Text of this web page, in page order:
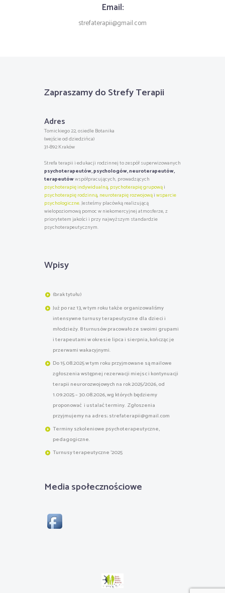
Email:
strefaterapii@gmail.com
Zapraszamy do Strefy Terapii
Adres
Tomickiego 22, osiedle Botanika
(wejście od dziedzińca)
31-892 Kraków
Strefa terapii i edukacji rodzinnej to zespół superwizowanych
psychoterapeutów, psychologów, neuroterapeutów,
terapeutówwspółpracujących, prowadzących
psychoterapię indywidualną, psychoterapię grupowąi
psychoterapię rodzinną, neuroterapię rozwojowąiwsparcie
psychologiczne. Jesteśmy placówką realizującą
wielopoziomową pomoc w niekomercyjnej atmosferze, z
priorytetem jakości i przy najwyższym standardzie
psychoterapeutycznym.
Wpisy
(brak tytułu)
Już po raz 13, w tym roku także organizowaliśmy
intensywne turnusy terapeutyczne dla dzieci i
młodzieży. 8 turnusów pracowało ze swoimi grupami
i terapeutami w okresie lipca i sierpnia, kończąc je
przerwami wakacyjnymi.
Do 15.08.2025 w tym roku przyjmowane są mailowe
zgłoszenia wstępnej rezerwacji miejsc i kontynuacji
terapii neurorozwojowych na rok 2025/2026, od
1.09.2025 – 30.08.2026, wg których będziemy
proponować i ustalać terminy. Zgłoszenia
przyjmujemy na adres; strefaterapii@gmail.com
Terminy szkoleniowe psychoterapeutyczne,
pedagogiczne.
Turnusy terapeutyczne '2025
Media społecznościowe